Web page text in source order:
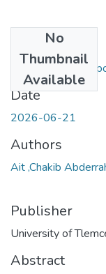
No
Thumbnail
Available
Date
2026-06-21
Authors
Ait ,Chakib
Publisher
University of
Abstract